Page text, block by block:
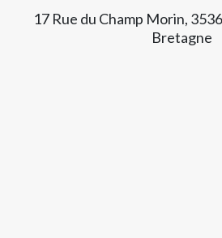
17 Rue du Champ Morin,
Bretagne